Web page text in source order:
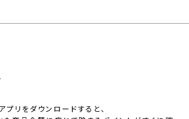
リをダウンロードすると、